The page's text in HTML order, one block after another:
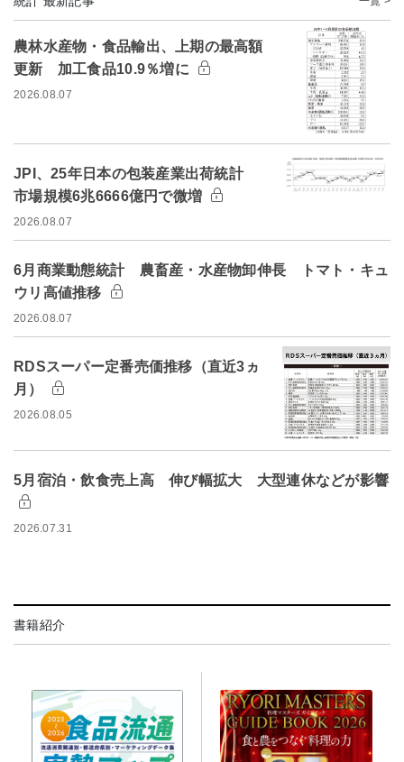
農林水産物・食品輸出、上期の最高額
更新 加工食品10.9％増に
2026.08.07
JPI、25年日本の包装産業出荷統計
市場規模6兆6666億円で微増
2026.08.07
6月商業動態統計 農畜産・水産物卸伸長 トマト・キュ
ウリ高値推移
2026.08.07
RDSスーパー定番売価推移（直近3ヵ
月）
2026.08.05
5月宿泊・飲食売上高 伸び幅拡大 大型連休などが影響
2026.07.31
書籍紹介